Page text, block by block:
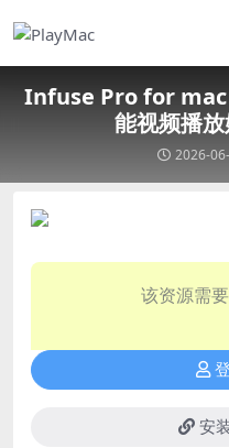
Infuse Pro for mac
能视频播
2026-
该资源需
安